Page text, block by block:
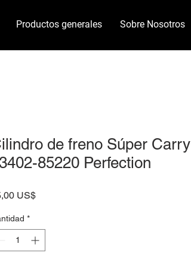
Productos generales Sobre Nosotros
de freno Súper Carry
85220 Perfection
US$Precio
*